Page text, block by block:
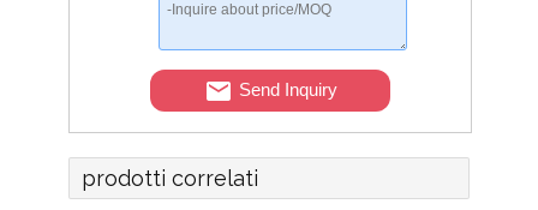
Send Inquiry
prodotti correlati